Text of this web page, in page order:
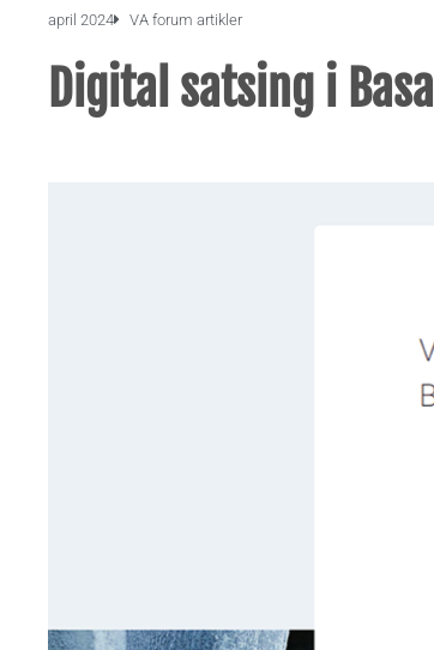
april 2024 VA forum artikler
Digital satsing i Basal